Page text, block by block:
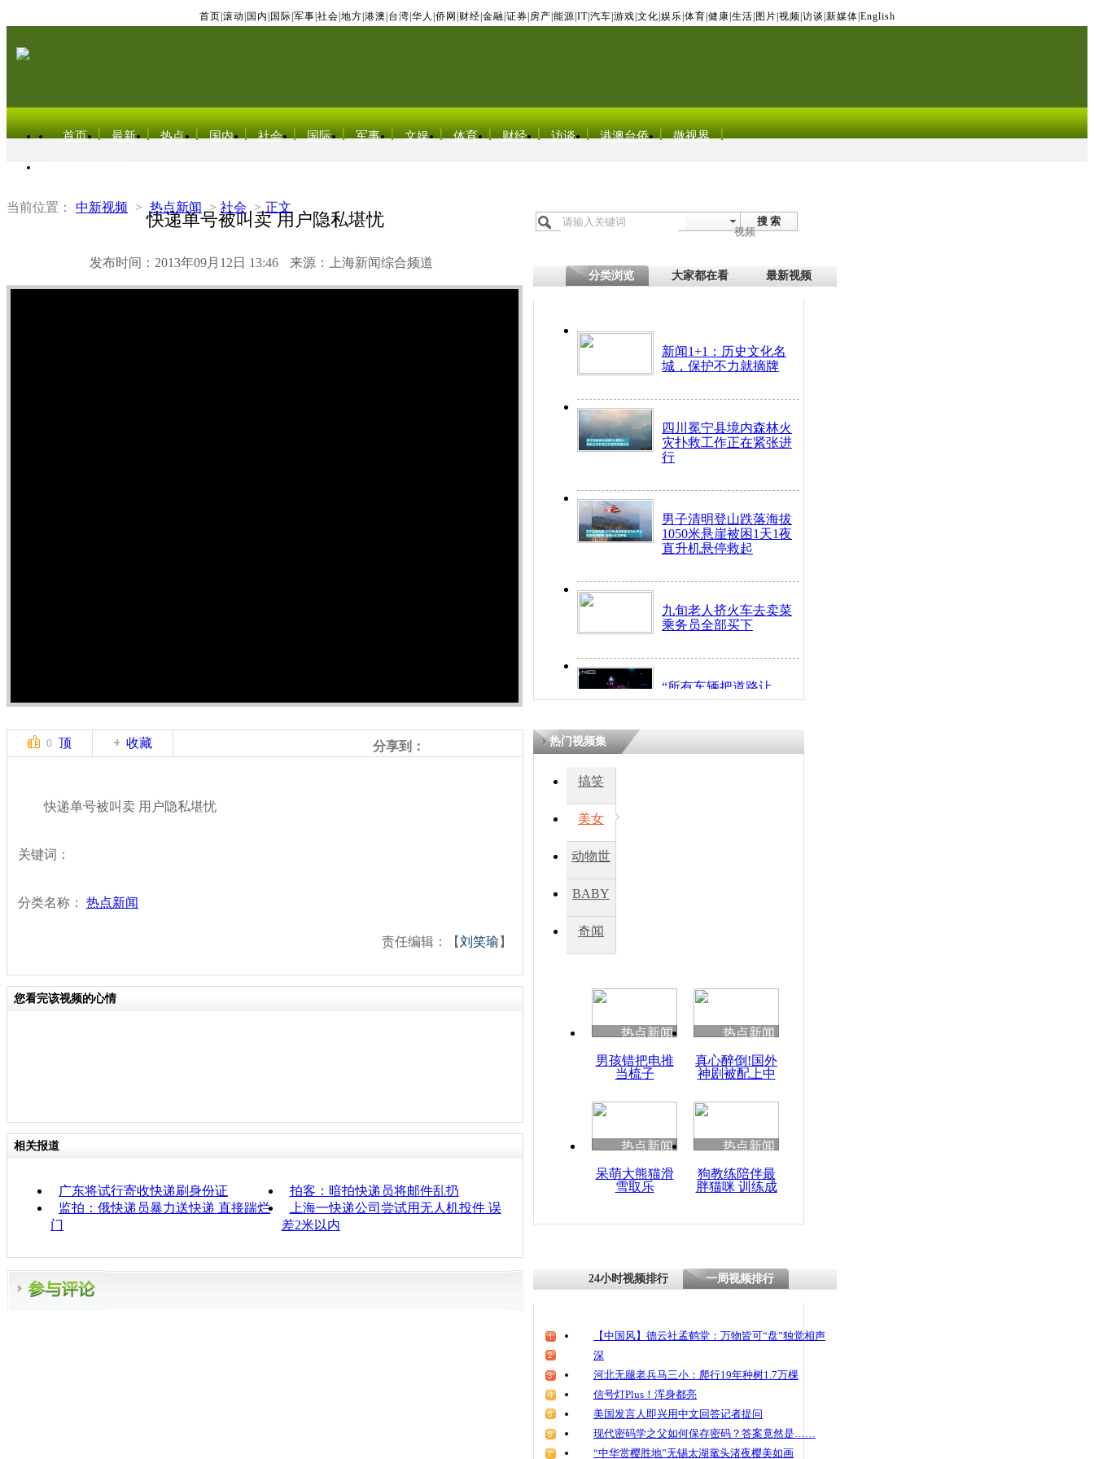
首页 滚动 国内 国际 军事 社会 地方 港澳 台湾 华人 侨网 财经 金融 证券 房产 能源 IT| 汽车 游戏 文化 娱乐 体育 健康 生活 图片 视频 访谈 新媒体 English
首页 最新 热点 国内 社会 国际 军事 文娱 体育 财经 访谈 港澳台侨 微视界
当前位置： 中新视频 > 热点新闻 > 社会 > 正文
快递单号被叫卖 用户隐私堪忧
发布时间：2013年09月12日 13:46 来源：上海新闻综合频道
搜 索
视频
分类浏览 大家都在看 最新视频
新闻1+1：历史文化名
城，保护不力就摘牌
四川冕宁县境内森林火
灾扑救工作正在紧张进
行
男子清明登山跌落海拔
1050米悬崖被困1天1夜
直升机悬停救起
九旬老人挤火车去卖菜
乘务员全部买下
“所有车辆把道路让
开！”儿童突发疾病交
四川兴文苗乡上万人欢
度苗族花山节
清明祭英烈 哀思悼忠
快递单号被叫卖 用户
0 顶 收藏 分享到：
快递单号被叫卖 用户隐私堪忧
关键词：
分类名称： 热点新闻
责任编辑：【刘笑瑜 】
您看完该视频的心情
相关报道
广东将试行寄收快递刷身份证
拍客：暗拍快递员将邮件乱扔
监拍：俄快递员暴力送快递 直接踹烂
门
上海一快递公司尝试用无人机投件 误
差2米以内
热门视频集
搞笑
美女
动物世
BABY
秀
奇闻
热点新闻
男孩错把电推
当梳子
热点新闻
真心醉倒!国外
神剧被配上中
热点新闻
呆萌大熊猫滑
雪取乐
热点新闻
狗教练陪伴最
胖猫咪 训练成
24小时视频排行 一周视频排行
【中国风】德云社孟鹤堂：万物皆可“盘”独觉相声
深
河北无腿老兵马三小：爬行19年种树1.7万棵
信号灯Plus！浑身都亮
美国发言人即兴用中文回答记者提问
现代密码学之父如何保存密码？答案竟然是……
“中华赏樱胜地”无锡太湖鼋头渚夜樱美如画